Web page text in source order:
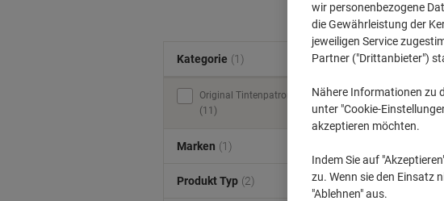
HP
Sortieren nach:
Kategorie (1)
Original Tintenpatronen
(11)
Marken (1)
Produkt Typ (2)
wir personenbezogene
die Gewährleistung der
jeweiligen Service
Partner ("Drittanbieter")
Nähere Informationen zu
unter "Cookie-
akzeptieren möchten.
Indem Sie auf
zu. Wenn sie den Einsatz
"Ablehnen" aus.